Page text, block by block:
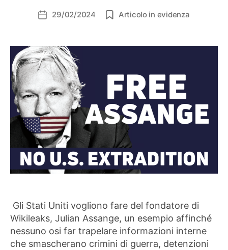
Data29/02/2024 Articolo in evidenza
Gli Stati Uniti vogliono fare del fondatore di
Wikileaks, Julian Assange, un esempio affinché
nessuno osi far trapelare informazioni interne
che smascherano crimini di guerra, detenzioni